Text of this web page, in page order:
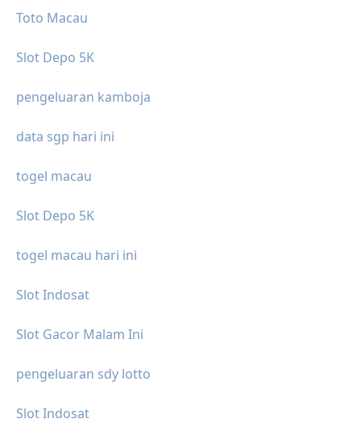
Toto Macau
Slot Depo 5K
pengeluaran kamboja
data sgp hari ini
togel macau
Slot Depo 5K
togel macau hari ini
Slot Indosat
Slot Gacor Malam Ini
pengeluaran sdy lotto
Slot Indosat